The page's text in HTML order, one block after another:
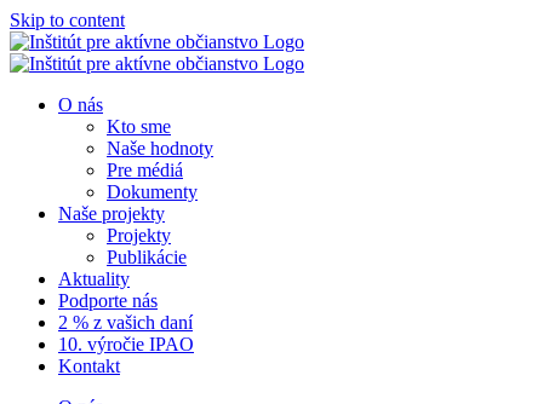
Skip to content
O nás
Kto sme
Naše hodnoty
Pre médiá
Dokumenty
Naše projekty
Projekty
Publikácie
Aktuality
Podporte nás
2 % z vašich daní
10. výročie IPAO
Kontakt